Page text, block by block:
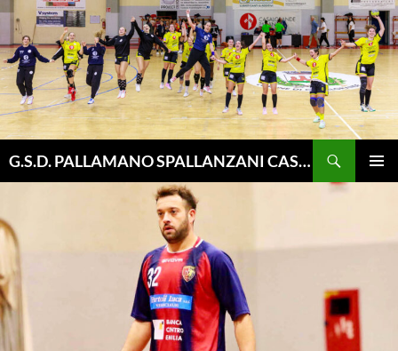
Vai
contenuto
G.S.D. PALLAMANO SPALLANZANI CASALGRANDE